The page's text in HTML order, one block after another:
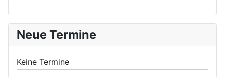
Neue Termine
Keine Termine